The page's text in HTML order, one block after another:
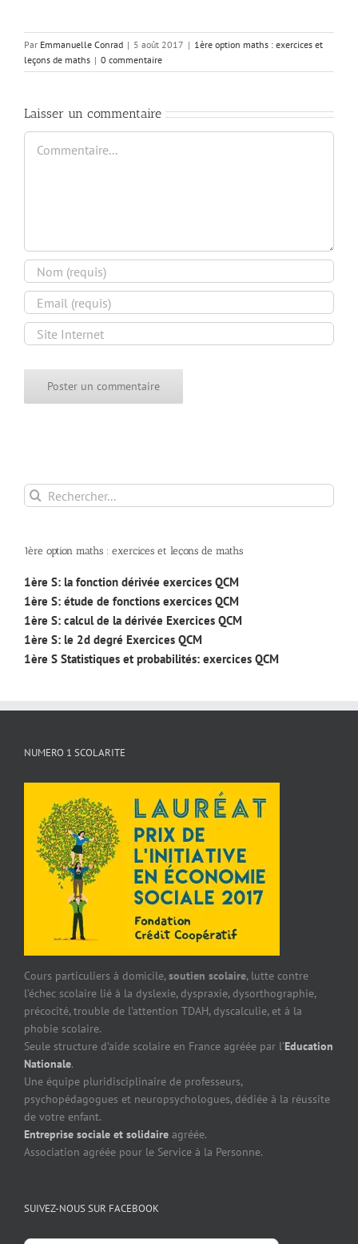
Par Emmanuelle Conrad | 5 août 2017 | 1ère option maths : exercices et
leçons de maths | 0 commentaire
Laisser un commentaire
Rechercher:
1ère option maths : exercices et leçons de maths
1ère S: la fonction dérivée exercices QCM
1ère S: étude de fonctions exercices QCM
1ère S: calcul de la dérivée Exercices QCM
1ère S: le 2d degré Exercices QCM
1ère S Statistiques et probabilités: exercices QCM
NUMERO 1 SCOLARITE
Cours particuliers à domicile,soutien scolaire, lutte contre
l’échec scolaire lié à la dyslexie, dyspraxie, dysorthographie,
précocité, trouble de l’attention TDAH, dyscalculie, et à la
phobie scolaire.
Seule structure d’aide scolaire en France agréée par l’Education
Nationale.
Une équipe pluridisciplinaire de professeurs,
psychopédagogues et neuropsychologues, dédiée à la réussite
de votre enfant.
Entreprise sociale et solidaire agréée.
Association agréée pour le Service à la Personne.
SUIVEZ-NOUS SUR FACEBOOK